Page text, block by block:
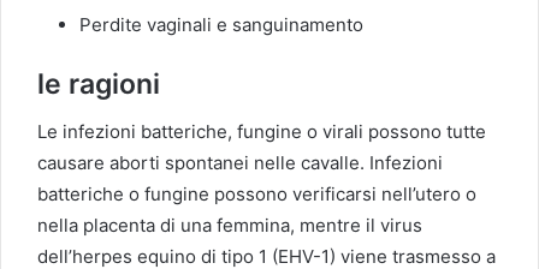
Perdite vaginali e sanguinamento
le ragioni
Le infezioni batteriche, fungine o virali possono tutte
causare aborti spontanei nelle cavalle. Infezioni
batteriche o fungine possono verificarsi nell’utero o
nella placenta di una femmina, mentre il virus
dell’herpes equino di tipo 1 (EHV-1) viene trasmesso a